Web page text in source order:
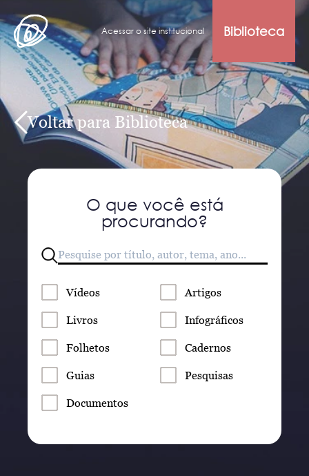
Acessar o site institucional Biblioteca
Voltar para Biblioteca
O que você está
procurando?
Vídeos Artigos
Livros Infográficos
Folhetos Cadernos
Guias Pesquisas
Documentos